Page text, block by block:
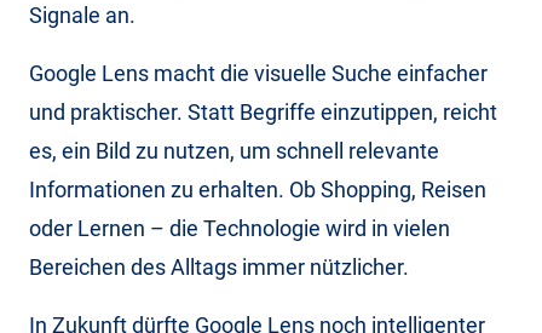
Signale an.
Google Lens macht die visuelle Suche einfacher
und praktischer. Statt Begriffe einzutippen, reicht
es, ein Bild zu nutzen, um schnell relevante
Informationen zu erhalten. Ob Shopping, Reisen
oder Lernen – die Technologie wird in vielen
Bereichen des Alltags immer nützlicher.
In Zukunft dürfte Google Lens noch intelligenter